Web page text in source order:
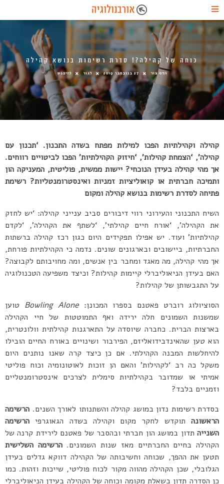
כוחה של קהילה?! סדרת רשימות בנושא קהילה
הדס צור 27 בנובמבר 2019 לגור להיפגש
קהילה וקהילתיות הפכו למילות מפתח בשדה התכנון. ‘תכנון עם
קהילה’, ‘הצמחת קהילות’, ‘חיזוק הקהילתיות’ הפכו לביטויים רווחים.
אך מהי קהילה בעידן הנוכחי? יישות ממשית, פוליטית, המעניקה הון
ותמיכה חברתית או קואוליציות זמניות ואינסטרומנטליות? רשימת
פתיחה לסדרת רשימות בנושא קהילה ומקום
השיח התכנוני והעירוני רווי דיבורים סביב ענייני קהילה: ‘יש לחזק
את הקהילה’, ‘אורח חיים קהילתי’, ‘לשתף את הקהילה’, ‘לקדם
קהילתיות’ ועוד. יש אפילו תפקידים היום כגון רכז קהילה ברשתות
החברתיות, ביישובים ובארגונים שונים. נדמה כי הקהילתיות פורחת,
אך מהי קהילה, מה מאגד ומחבר בין אנשים, ומה מחויבותם לקבוצה?
האם בעידן הניאוליברלי קיימות קהילות? וכיצד משפיעה הטכנולוגיה
על התגבשותן של קהילות?
הסוציולוג רוברט פאטנם בספרו המכונן: Bowling Alone טוען
שמשנות השמונים חלה ירידה ואף התמוטטות של חיי הקהילה
בארצות הברית. כחברה שיוסדה על התארגנות קהילתית וולונטרית,
הוא טען שהאינדבידואליזם, הפירבור ושינויים באורח החיים הובילו
להיחלשות המבנה הקהילתי. אם כן כיצד קרה שאנו נותנים היום
משקל כה רב ‘לקהילות’ והאם הן זוכות לאוטונומיה וכוח פוליטי
אמיתי או שמדובר בקהילתיות סימלית לצרכים אינסטרומנטליים
וזמניים בלבד?
בסדרת רשימות נדון במושג קהילה והשתנותו לאורך השנים. הרשימה
הראשונה תוקדש לחקר מקום וקהילה בשדה הגאוגרפי הרשימה
השנייה תדון במושג הון חברתי ובהסבר של פאטנם לירידת קרנה של
הקהילה בחיים החברתיים מאז שנות השמונים.הרשימה השלישית
תטען את ההפך, שכוחה וחשיבותה של הקהילה דווקא גדלים בעידן
הגלובלי, שכן הקהילה מהווה מקור לכוח פוליטי, שייכות וזהות. כמו
כן הסדרה תדון בשאלת מקומה וכוחה של הקהילה בעידן הניאוליברלי